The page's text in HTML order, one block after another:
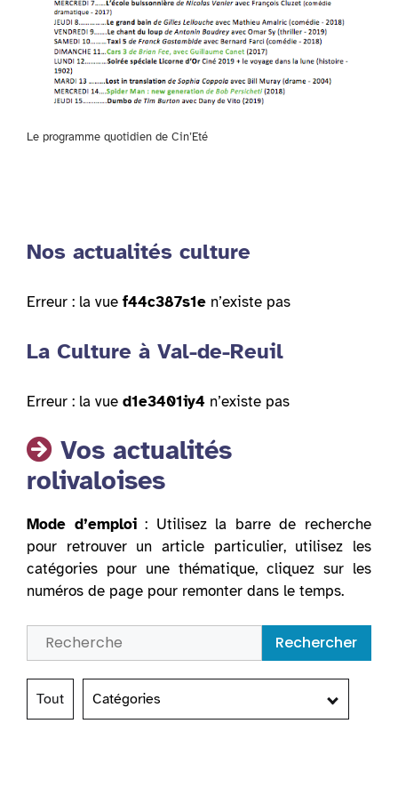
Le programme quotidien de Cin’Eté
Nos actualités culture
Erreur : la vue f44c387s1e n’existe pas
La Culture à Val-de-Reuil
Erreur : la vue d1e3401iy4 n’existe pas
Vos actualités
rolivaloises
Mode d’emploi: Utilisez la barre de recherche
pour retrouver un article particulier, utilisez les
catégories pour une thématique, cliquez sur les
numéros de page pour remonter dans le temps.
Rechercher
Tout Catégories